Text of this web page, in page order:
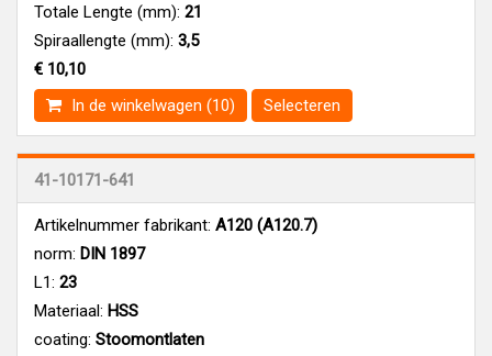
Totale Lengte (mm): 21
Spiraallengte (mm): 3,5
€ 10,10
In de winkelwagen (10)
Selecteren
41-10171-641
Artikelnummer fabrikant: A120 (A120.7)
norm: DIN 1897
L1: 23
Materiaal: HSS
coating: Stoomontlaten